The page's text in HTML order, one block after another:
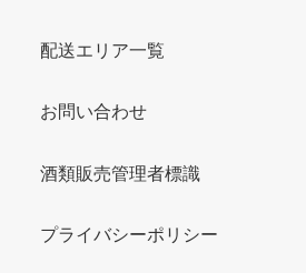
配送エリア一覧
お問い合わせ
酒類販売管理者標識
プライバシーポリシー